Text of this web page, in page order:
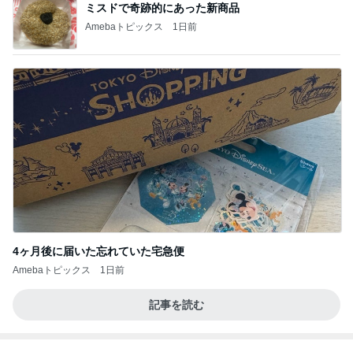
ミスドで奇跡的にあった新商品
Amebaトピックス 1日前
4ヶ月後に届いた忘れていた宅急便
Amebaトピックス 1日前
記事を読む